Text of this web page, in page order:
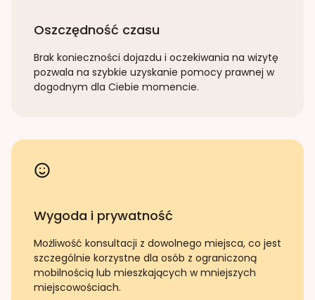
Oszczędność czasu
Brak konieczności dojazdu i oczekiwania na wizytę
pozwala na szybkie uzyskanie pomocy prawnej w
dogodnym dla Ciebie momencie.
Wygoda i prywatność
Możliwość konsultacji z dowolnego miejsca, co jest
szczególnie korzystne dla osób z ograniczoną
mobilnością lub mieszkających w mniejszych
miejscowościach.